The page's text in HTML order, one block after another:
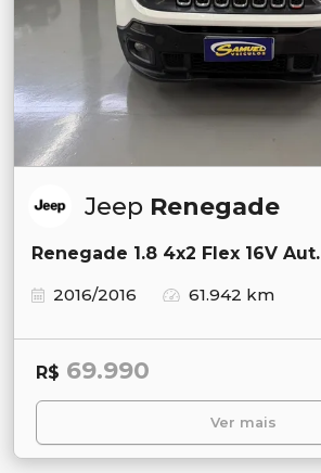
Jeep Renegade
Renegade 1.8 4x2 Flex 16V Aut.
2016/2016
61.942 km
R$ 69.990
Ver mais